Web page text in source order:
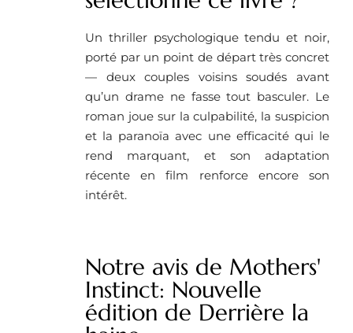
Un thriller psychologique tendu et noir,
porté par un point de départ très concret
— deux couples voisins soudés avant
qu’un drame ne fasse tout basculer. Le
roman joue sur la culpabilité, la suspicion
et la paranoïa avec une efficacité qui le
rend marquant, et son adaptation
récente en film renforce encore son
intérêt.
Notre avis de Mothers'
Instinct: Nouvelle
édition de Derrière la